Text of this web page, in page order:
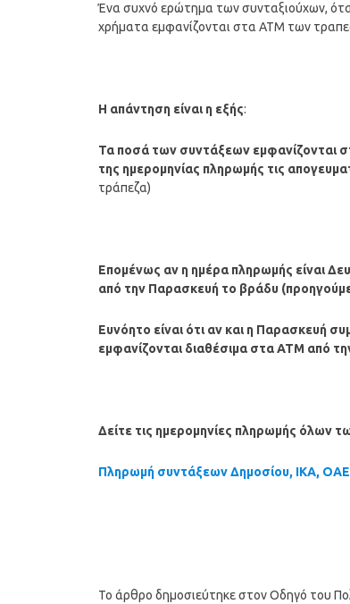
Ένα συχνό ερώτημα των συνταξιούχων,
χρήματα εμφανίζονται στα ΑΤΜ των
Η απάντηση είναι η εξής:
Τα ποσά των συντάξεων εμφανίζονται
της ημερομηνίας πληρωμής τις
τράπεζα)
Επομένως αν η ημέρα πληρωμής είναι
από την Παρασκευή το βράδυ
Ευνόητο είναι ότι αν και η Παρασκευή
εμφανίζονται διαθέσιμα στα ΑΤΜ από
Δείτε τις ημερομηνίες πληρωμής όλων
Πληρωμή συντάξεων Δημοσίου, ΙΚΑ,
Το άρθρο δημοσιεύτηκε στον Οδηγό του